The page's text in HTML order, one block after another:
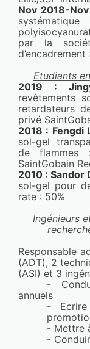
Lien : https://
Self-
polyurethane
applications
Progress in
⟨10.1016/
Adrien
Bellayer,A.
Lien : https://
Eco-friendly
powder
EUFOAM
(Germany),
Lien : https://
Epoxy/
stratifying
European
2024,
Nov 2018-
par la
d’encadrement
Etudiants
2019 :
revêtements
retardateurs
privé
2018 : Fengdi
sol-gel
de flammes
SaintGobain
2010 : Sandor
sol-gel pour
rate : 50%
Ingénieurs
Responsable
(ADT), 2
(ASI) et 3
-
annuels
-
- Mettre
-